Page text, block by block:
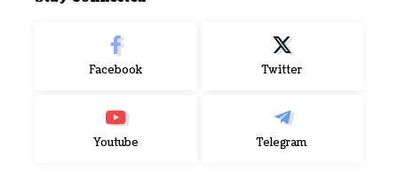
Facebook Twitter
Youtube Telegram